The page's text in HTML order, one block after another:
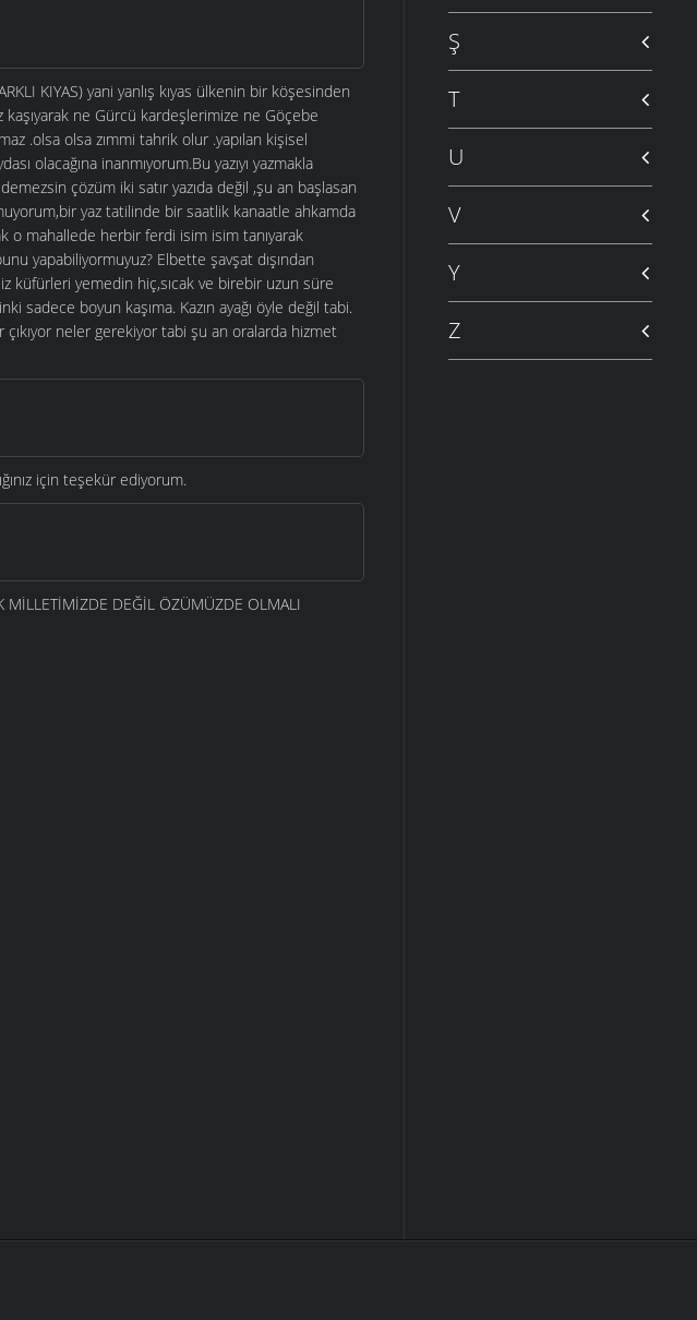
KIYAS) yani yanlış kıyas ülkenin bir köşesinden
kaşıyarak ne Gürcü kardeşlerimize ne Göçebe
.olsa olsa zımmi tahrik olur .yapılan kişisel
olacağına inanmıyorum.Bu yazıyı yazmakla
çözüm iki satır yazıda değil ,şu an başlasan
yaz tatilinde bir saatlik kanaatle ahkamda
o mahallede herbir ferdi isim isim tanıyarak
yapabiliyormuyuz? Elbette şavşat dışından
küfürleri yemedin hiç,sıcak ve birebir uzun süre
sadece boyun kaşıma. Kazın ayağı öyle değil tabi.
neler gerekiyor tabi şu an oralarda hizmet
için teşekür ediyorum.
MİLLETİMİZDE DEĞİL ÖZÜMÜZDE OLMALI
Ş
T
U
V
Y
Z